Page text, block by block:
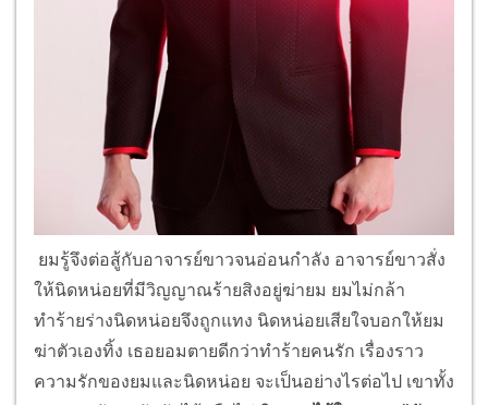
ยมรู้จึงต่อสู้กับอาจารย์ขาวจนอ่อนกำลัง อาจารย์ขาวสั่ง
ให้นิดหน่อยที่มีวิญญาณร้ายสิงอยู่ฆ่ายม ยมไม่กล้า
ทำร้ายร่างนิดหน่อยจึงถูกแทง นิดหน่อยเสียใจบอกให้ยม
ฆ่าตัวเองทิ้ง เธอยอมตายดีกว่าทำร้ายคนรัก เรื่องราว
ความรักของยมและนิดหน่อย จะเป็นอย่างไรต่อไป เขาทั้ง